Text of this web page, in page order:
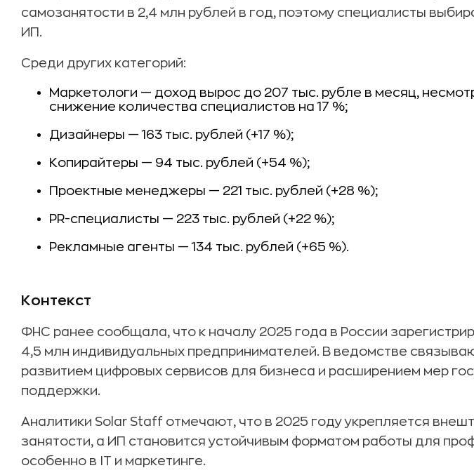
самозанятости в 2,4 млн рублей в год, поэтому специалисты
ИП.
Среди других категорий:
Маркетологи — доход вырос до 207 тыс. рубле в месяц,
снижение количества специалистов на 17 %;
Дизайнеры — 163 тыс. рублей (+17 %);
Копирайтеры — 94 тыс. рублей (+54 %);
Проектные менеджеры — 221 тыс. рублей (+28 %);
PR-специалисты — 223 тыс. рублей (+22 %);
Рекламные агенты — 134 тыс. рублей (+65 %).
Контекст
ФНС ранее сообщала, что к началу 2025 года в России
4,5 млн индивидуальных предпринимателей. В ведомстве
развитием цифровых сервисов для бизнеса и расширением мер
поддержки.
Аналитики Solar Staff отмечают, что в 2025 году укрепляется
занятости, а ИП становится устойчивым форматом работы для
особенно в IT и маркетинге.